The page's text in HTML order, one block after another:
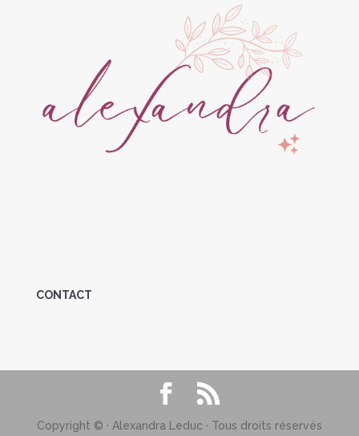
CONTACT
Copyright © · Alexandra Leduc · Tous droits réservés